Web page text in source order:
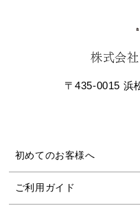
株式会社
〒435-0015 浜
初めてのお客様へ
ご利用ガイド